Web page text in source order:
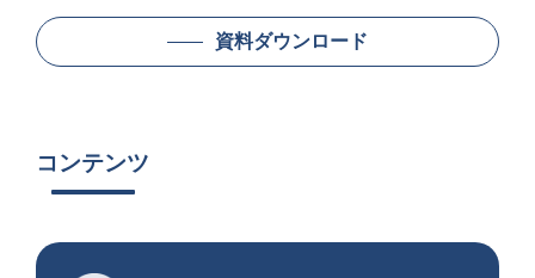
健康管理アプリ
資料ダウンロード
コンテンツ